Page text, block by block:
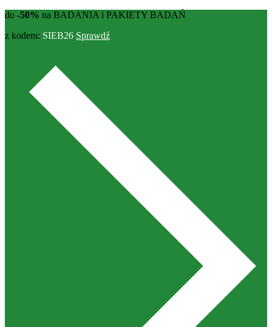
do -50% na BADANIA i PAKIETY BADAŃ
z kodem: SIEB26 Sprawdź